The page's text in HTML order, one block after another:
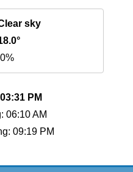
sky
03:31 PM
06:10 AM
09:19 PM